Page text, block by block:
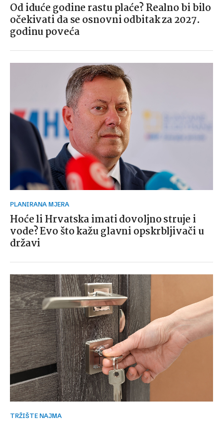
Od iduće godine rastu plaće? Realno bi bilo
očekivati da se osnovni odbitak za 2027.
godinu poveća
PLANIRANA MJERA
Hoće li Hrvatska imati dovoljno struje i
vode? Evo što kažu glavni opskrbljivači u
državi
TRŽIŠTE NAJMA